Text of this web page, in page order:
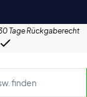
Tage Rückgaberecht
usw.